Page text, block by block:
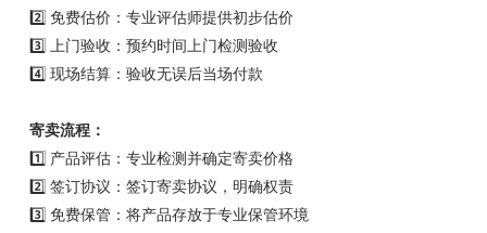
2️⃣ 免费估价：专业评估师提供初步估价
3️⃣ 上门验收：预约时间上门检测验收
4️⃣ 现场结算：验收无误后当场付款
寄卖流程：
1️⃣ 产品评估：专业检测并确定寄卖价格
2️⃣ 签订协议：签订寄卖协议，明确权责
3️⃣ 免费保管：将产品存放于专业保管环境